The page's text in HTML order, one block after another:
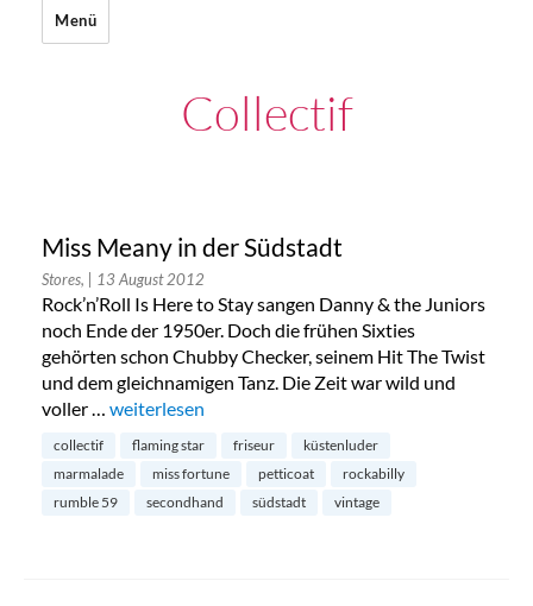
Menü
Collectif
Miss Meany in der Südstadt
Stores, | 13 August 2012
Rock’n’Roll Is Here to Stay sangen Danny & the Juniors
noch Ende der 1950er. Doch die frühen Sixties
gehörten schon Chubby Checker, seinem Hit The Twist
und dem gleichnamigen Tanz. Die Zeit war wild und
voller … „Miss Meany in der Südstadt“
weiterlesen
collectif flaming star friseur
küstenluder
marmalade
miss fortune petticoat
rockabilly
rumble 59
secondhand südstadt vintage